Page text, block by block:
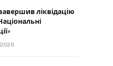
ліквідацію